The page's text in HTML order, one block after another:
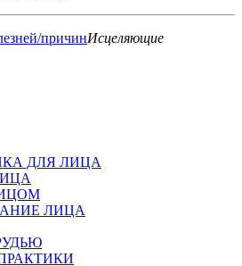
причинИсцеляющие
ДЛЯ ЛИЦА
ЛИЦА